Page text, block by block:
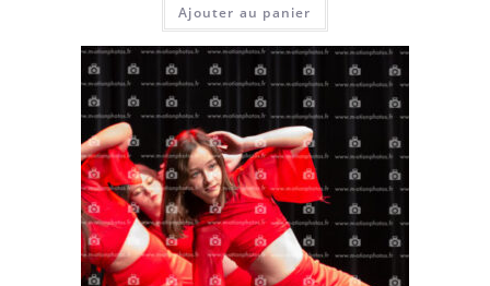
Ajouter au panier